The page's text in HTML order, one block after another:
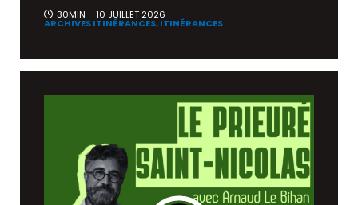
30MIN 10 JUILLET 2026
ARCHIVES ITINÉRANCES,ITINÉRANCES